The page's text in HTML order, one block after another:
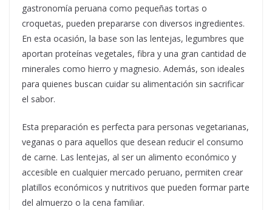
gastronomía peruana como pequeñas tortas o
croquetas, pueden prepararse con diversos ingredientes.
En esta ocasión, la base son las lentejas, legumbres que
aportan proteínas vegetales, fibra y una gran cantidad de
minerales como hierro y magnesio. Además, son ideales
para quienes buscan cuidar su alimentación sin sacrificar
el sabor.
Esta preparación es perfecta para personas vegetarianas,
veganas o para aquellos que desean reducir el consumo
de carne. Las lentejas, al ser un alimento económico y
accesible en cualquier mercado peruano, permiten crear
platillos económicos y nutritivos que pueden formar parte
del almuerzo o la cena familiar.